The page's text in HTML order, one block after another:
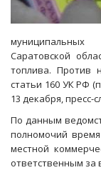
Саратовской
топлива. Против
статьи 160 УК РФ
13 декабря, пресс-
По данным
полномочий
местной
ответственным за